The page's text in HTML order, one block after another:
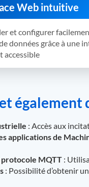
Web intuitive
et configurer
données grâce à une
accessible
également
: Accès aux
applications de
protocole MQTT :
: Possibilité d’obtenir